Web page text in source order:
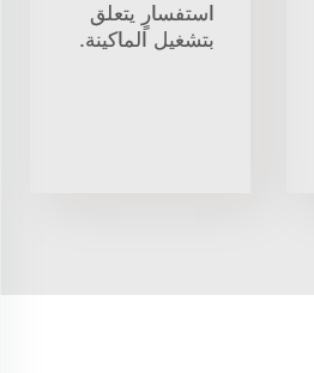
استفسارٍ يتعلق
بتشغيل الماكينة.